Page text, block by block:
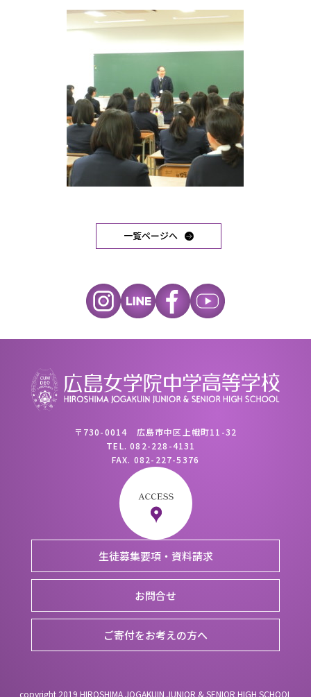
一覧ページへ
〒730-0014 広島市中区上幟町11-32
TEL.082-228-4131
FAX. 082-227-5376
生徒募集要項・資料請求
お問合せ
ご寄付をお考えの方へ
copyright 2019 HIROSHIMA JOGAKUIN JUNIOR & SENIOR HIGH SCHOOL